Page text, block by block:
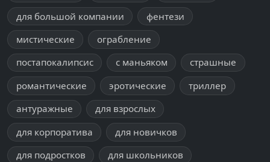
для большой компании
фентези
мистические
ограбление
постапокалипсис
с маньяком
страшные
романтические
эротические
триллер
антуражные
для взрослых
для корпоратива
для новичков
для подростков
для школьников